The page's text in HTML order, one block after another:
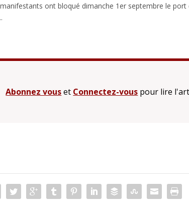
ont bloqué dimanche 1er septembre le
Abonnez vouset Connectez-vous pour lire